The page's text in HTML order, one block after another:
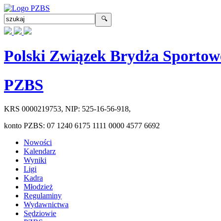
Polski Związek Brydża
PZBS
KRS 0000219753, NIP: 525-16-56-918,
konto PZBS: 07 1240 6175 1111 0000 4577 6692
Nowości
Kalendarz
Wyniki
Ligi
Kadra
Młodzież
Regulaminy
Wydawnictwa
Sędziowie